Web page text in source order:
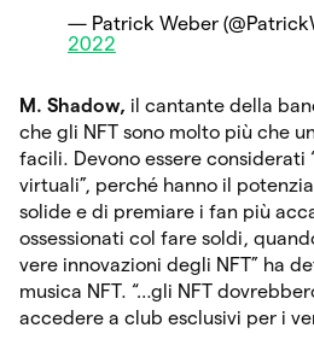
— Patrick Weber
2022
M. Shadow, il cantante della
che gli NFT sono molto più che
facili. Devono essere considerati
virtuali”, perché hanno il
solide e di premiare i fan più
ossessionati col fare soldi,
vere innovazioni degli NFT” ha
musica NFT. “…gli NFT
accedere a club esclusivi per i